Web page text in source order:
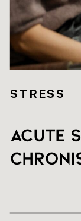
Acute
STRESS